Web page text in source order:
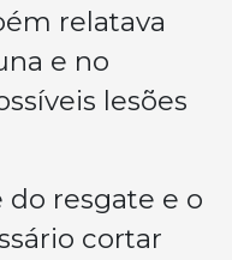
relatava
e no
lesões
resgate e o
cortar